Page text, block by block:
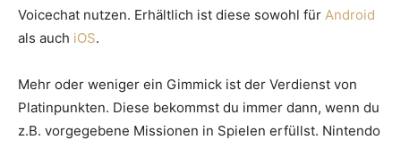
Voicechat nutzen. Erhältlich ist diese sowohl für Android
als auch iOS.
Mehr oder weniger ein Gimmick ist der Verdienst von
Platinpunkten. Diese bekommst du immer dann, wenn du
z.B. vorgegebene Missionen in Spielen erfüllst. Nintendo